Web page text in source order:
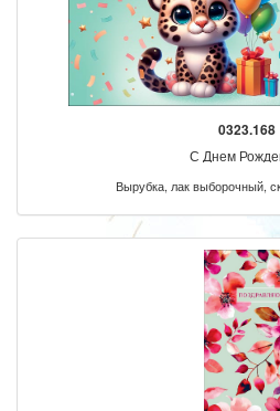
0323.168
С Днем
Вырубка, лак выборочный,